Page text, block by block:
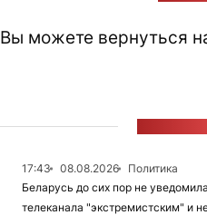
Вы можете вернуться
17:43 08.08.2026
Политика
Беларусь до сих пор не
телеканала "экстремистским" и